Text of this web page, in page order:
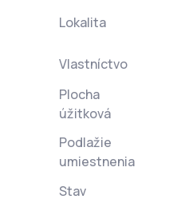
Lokalita
Vlastníctvo
Plocha
úžitková
Podlažie
umiestnenia
Stav